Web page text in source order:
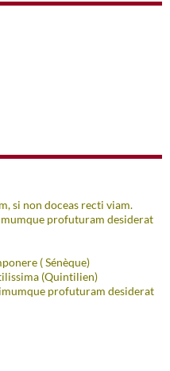
si non doceas recti viam.
profuturam desiderat
( Sénèque)
(Quintilien)
profuturam desiderat